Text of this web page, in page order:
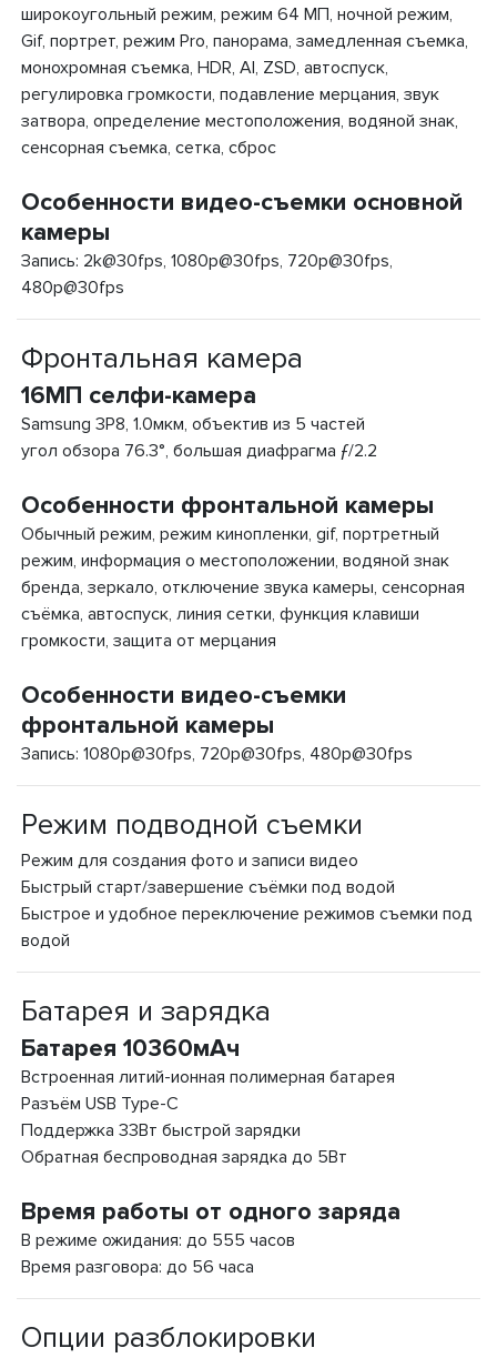
широкоугольный режим, режим 64 МП, ночной режим,
Gif, портрет, режим Pro, панорама, замедленная съемка,
монохромная съемка, HDR, AI, ZSD, автоспуск,
регулировка громкости, подавление мерцания, звук
затвора, определение местоположения, водяной знак,
сенсорная съемка, сетка, сброс
Особенности видео-съемки основной
камеры
Запись: 2k@30fps, 1080p@30fps, 720p@30fps,
480p@30fps
Фронтальная камера
16МП селфи-камера
Samsung 3P8, 1.0мкм, объектив из 5 частей
угол обзора 76.3°, большая диафрагма ƒ/2.2
Особенности фронтальной камеры
Обычный режим, режим кинопленки, gif, портретный
режим, информация о местоположении, водяной знак
бренда, зеркало, отключение звука камеры, сенсорная
съёмка, автоспуск, линия сетки, функция клавиши
громкости, защита от мерцания
Особенности видео-съемки
фронтальной камеры
Запись: 1080p@30fps, 720p@30fps, 480p@30fps
Режим подводной съемки
Режим для создания фото и записи видео
Быстрый старт/завершение съёмки под водой
Быстрое и удобное переключение режимов съемки под
водой
Батарея и зарядка
Батарея 10360мАч
Встроенная литий-ионная полимерная батарея
Разъём USB Type-C
Поддержка 33Вт быстрой зарядки
Обратная беспроводная зарядка до 5Вт
Время работы от одного заряда
В режиме ожидания: до 555 часов
Время разговора: до 56 часа
Опции разблокировки